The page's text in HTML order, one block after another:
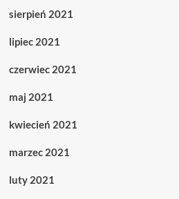
sierpień 2021
lipiec 2021
czerwiec 2021
maj 2021
kwiecień 2021
marzec 2021
luty 2021